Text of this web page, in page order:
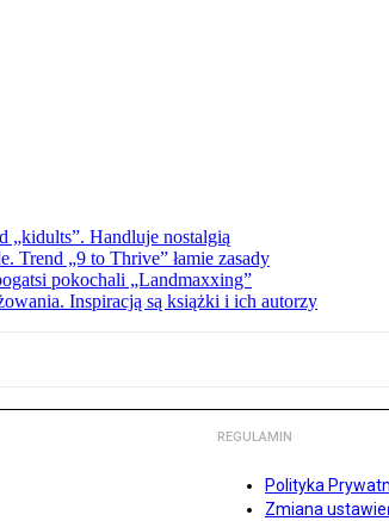
„kidults”. Handluje nostalgią
Trend „9 to Thrive” łamie zasady
pokochali „Landmaxxing”
Inspiracją są książki i ich autorzy
REGULAMIN
Polityka
Zmiana